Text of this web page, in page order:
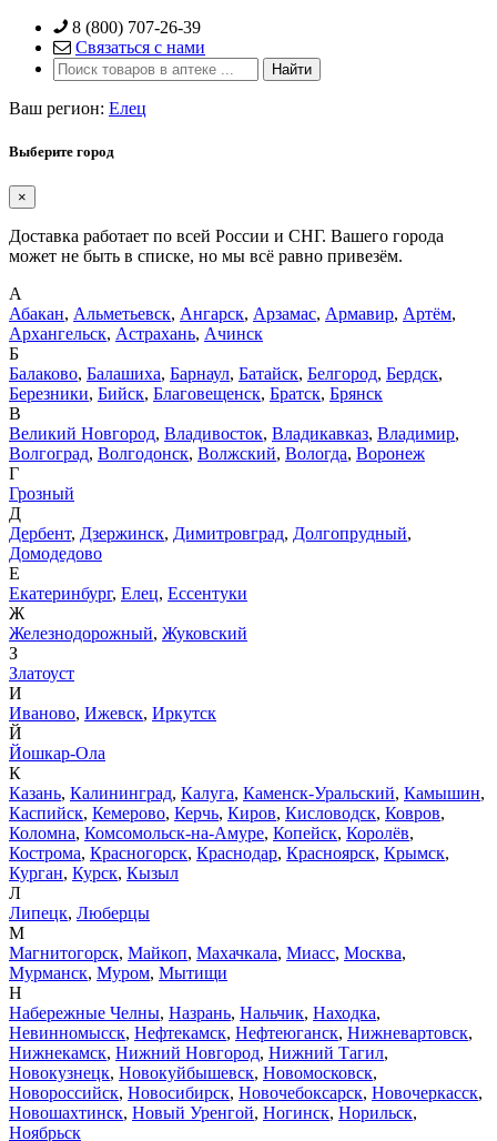
Skip
content
8 (800) 707-26-39
Связаться с нами
Ваш регион: Елец
Выберите город
×
Доставка работает по всей России и СНГ. Вашего города
может не быть в списке, но мы всё равно привезём.
А
Абакан, Альметьевск, Ангарск, Арзамас, Армавир, Артём,
Архангельск, Астрахань, Ачинск
Б
Балаково, Балашиха, Барнаул, Батайск, Белгород, Бердск,
Березники, Бийск, Благовещенск, Братск, Брянск
В
Великий Новгород, Владивосток, Владикавказ, Владимир,
Волгоград, Волгодонск, Волжский, Вологда, Воронеж
Г
Грозный
Д
Дербент, Дзержинск, Димитровград, Долгопрудный,
Домодедово
Е
Екатеринбург, Елец, Ессентуки
Ж
Железнодорожный, Жуковский
З
Златоуст
И
Иваново, Ижевск, Иркутск
Й
Йошкар-Ола
К
Казань, Калининград, Калуга, Каменск-Уральский, Камышин,
Каспийск, Кемерово, Керчь, Киров, Кисловодск, Ковров,
Коломна, Комсомольск-на-Амуре, Копейск, Королёв,
Кострома, Красногорск, Краснодар, Красноярск, Крымск,
Курган, Курск, Кызыл
Л
Липецк, Люберцы
М
Магнитогорск, Майкоп, Махачкала, Миасс, Москва,
Мурманск, Муром, Мытищи
Н
Набережные Челны, Назрань, Нальчик, Находка,
Невинномысск, Нефтекамск, Нефтеюганск, Нижневартовск,
Нижнекамск, Нижний Новгород, Нижний Тагил,
Новокузнецк, Новокуйбышевск, Новомосковск,
Новороссийск, Новосибирск, Новочебоксарск, Новочеркасск,
Новошахтинск, Новый Уренгой, Ногинск, Норильск,
Ноябрьск